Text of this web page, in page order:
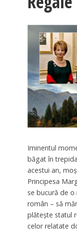
Iminentul
băgat în
acestui an,
Principesa
se bucură de
român – să
plătește statul
celor relatate